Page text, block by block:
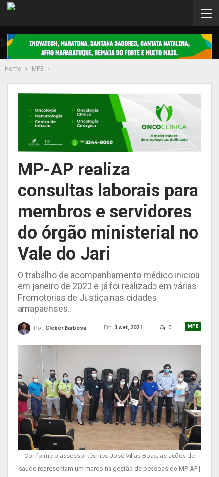
Home MPE
MP-AP realiza
consultas laborais para
membros e servidores
do órgão ministerial no
Vale do Jari
O trabalho de acompanhamento médico iniciou
em janeiro de 2020 e já foi realizado em várias
Promotorias de Justiça nas cidades
amapaenses.
MPE
Por Cleber Barbosa Em 3 set, 2021 0
Conforme o assessor técnico José Villas Boas, as ações de
saúde representam um marco na gestão de pessoas do MP-AP |